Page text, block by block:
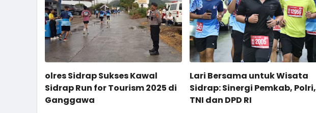
olres Sidrap Sukses Kawal
Sidrap Run for Tourism 2025 di
Ganggawa
Lari Bersama untuk Wisata
Sidrap: Sinergi Pemkab, Polri,
TNI dan DPD RI